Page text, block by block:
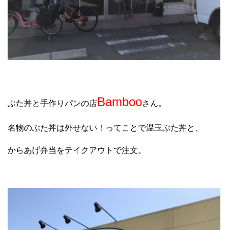
ぶた丼と手作りパンの店Bambooさん。
名物のぶた丼は外せない！ってことで温玉ぶた丼と、
からあげ弁当をテイクアウトで注文。